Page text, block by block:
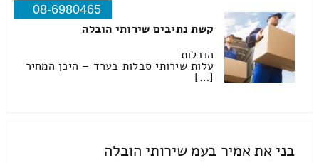
08-6980465
קשת נתיבים שירותי הובלה
הובלות
עלות שירותי סבלות בערד – היכן המחיר
[…]
בני את אמיר בעמ שירותי הובלה